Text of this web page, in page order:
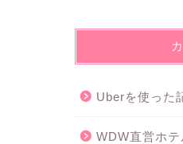
Uberを使った
WDW直営ホテ